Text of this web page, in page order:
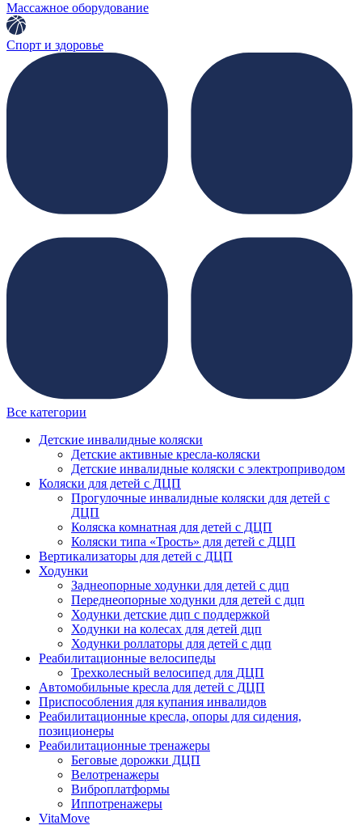
Массажное оборудование
Спорт и здоровье
Все категории
Детские инвалидные коляски
Детские активные кресла-коляски
Детские инвалидные коляски с электроприводом
Коляски для детей с ДЦП
Прогулочные инвалидные коляски для детей с
ДЦП
Коляска комнатная для детей с ДЦП
Коляски типа «Трость» для детей с ДЦП
Вертикализаторы для детей с ДЦП
Ходунки
Заднеопорные ходунки для детей с дцп
Переднеопорные ходунки для детей с дцп
Ходунки детские дцп с поддержкой
Ходунки на колесах для детей дцп
Ходунки роллаторы для детей с дцп
Реабилитационные велосипеды
Трехколесный велосипед для ДЦП
Автомобильные кресла для детей с ДЦП
Приспособления для купания инвалидов
Реабилитационные кресла, опоры для сидения,
позиционеры
Реабилитационные тренажеры
Беговые дорожки ДЦП
Велотренажеры
Виброплатформы
Иппотренажеры
VitaMove